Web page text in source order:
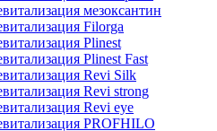
мезоксантин
Filorga
Plinest
Plinest Fast
Revi Silk
Revi strong
Revi eye
PROFHILO